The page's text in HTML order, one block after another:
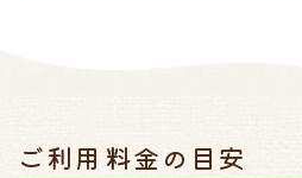
ご利用料金の目安